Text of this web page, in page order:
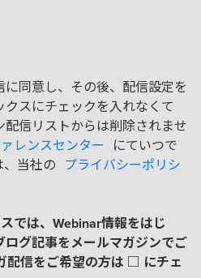
同意し、その後、配信設定を
スにチェックを入れなくて
信リストからは削除されませ
レンスセンター
にていつで
当社の プライバシーポリシ
では、Webinar情報をはじ
グ記事をメールマガジンでご
配信をご希望の方は □ にチェ